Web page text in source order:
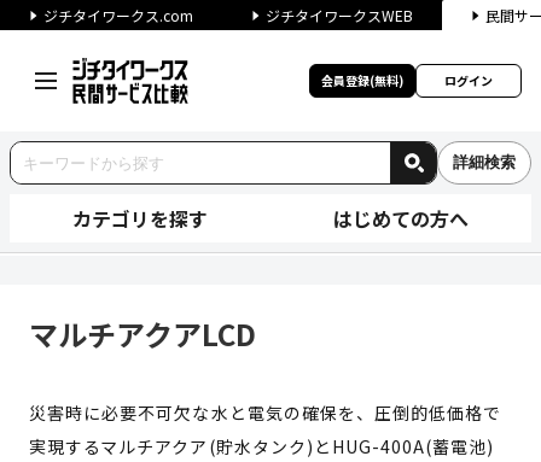
ジチタイワークス.com ジチタイワークスWEB 民間サ
会員登録(無料) ログイン
詳細検索
カテゴリを探す はじめての方へ
マルチアクアLCD
災害時に必要不可欠な水と電気の確保を、圧倒的低価格で
実現するマルチアクア(貯水タンク)とHUG-400A(蓄電池)